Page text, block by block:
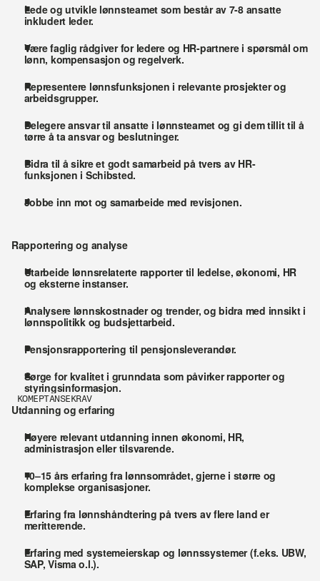
Lede og utvikle lønnsteamet som består av 7-8 ansatte
inkludert leder.
Være faglig rådgiver for ledere og HR-partnere i spørsmål om
lønn, kompensasjon og regelverk.
Representere lønnsfunksjonen i relevante prosjekter og
arbeidsgrupper.
Delegere ansvar til ansatte i lønnsteamet og gi dem tillit til å
tørre å ta ansvar og beslutninger.
Bidra til å sikre et godt samarbeid på tvers av HR-
funksjonen i Schibsted.
Jobbe inn mot og samarbeide med revisjonen.
Rapportering og analyse
Utarbeide lønnsrelaterte rapporter til ledelse, økonomi, HR
og eksterne instanser.
Analysere lønnskostnader og trender, og bidra med innsikt i
lønnspolitikk og budsjettarbeid.
Pensjonsrapportering til pensjonsleverandør.
Sørge for kvalitet i grunndata som påvirker rapporter og
styringsinformasjon.
KOMEPTANSEKRAV
Utdanning og erfaring
Høyere relevant utdanning innen økonomi, HR,
administrasjon eller tilsvarende.
10–15 års erfaring fra lønnsområdet, gjerne i større og
komplekse organisasjoner.
Erfaring fra lønnshåndtering på tvers av flere land er
meritterende.
Erfaring med systemeierskap og lønnssystemer (f.eks. UBW,
SAP, Visma o.l.).